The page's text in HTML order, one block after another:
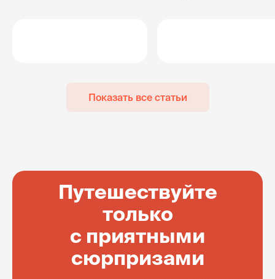
Показать все статьи
Путешествуйте
только
с приятными
сюрпризами